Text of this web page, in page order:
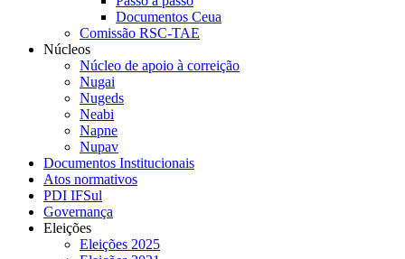
Documentos Ceua
Comissão RSC-TAE
Núcleos
Núcleo de apoio à correição
Nugai
Nugeds
Neabi
Napne
Nupav
Documentos Institucionais
Atos normativos
PDI IFSul
Governança
Eleições
Eleições 2025